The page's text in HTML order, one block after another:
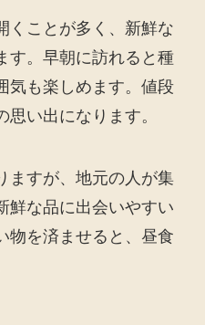
くことが多く、新鮮な
す。早朝に訪れると種
気も楽しめます。値段
い出になります。
ますが、地元の人が集
鮮な品に出会いやすい
物を済ませると、昼食